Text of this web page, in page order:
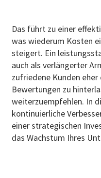
Das führt zu einer
was wiederum Kosten
steigert. Ein
auch als verlängerter
zufriedene Kunden
Bewertungen zu
weiterzuempfehlen. In
kontinuierliche
einer strategischen
das Wachstum Ihres